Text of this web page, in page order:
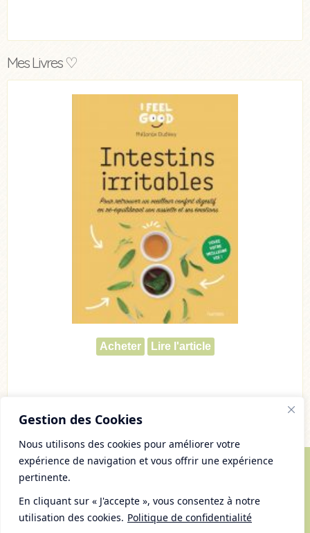
Gestion des Cookies
Nous utilisons des cookies pour améliorer votre
expérience de navigation et vous offrir une expérience
pertinente.
En cliquant sur « J'accepte », vous consentez à notre
utilisation des cookies. Politique de confidentialité
Mes Livres ♡
Acheter Lire l'article
Tous droits réservés
Mentions Légales et gestion des cookies
Plan du Site